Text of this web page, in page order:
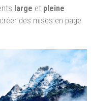
large et pleine
des mises en page